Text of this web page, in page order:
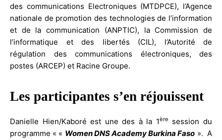
des communications Electroniques (MTDPCE), l’Agence
nationale de promotion des technologies de l’information
et de la communication (ANPTIC), la Commission de
l’informatique et des libertés (CIL), l’Autorité de
régulation des communications électroniques, des
postes (ARCEP) et Racine Groupe.
Les participantes s’en réjouissent
Danielle Hien/Kaboré est une des à la 1ère
session du
programme « « Women DNS Academy Burkina Faso ». A